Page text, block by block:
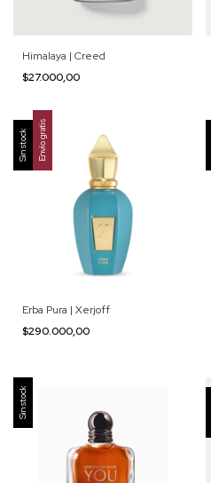
Himalaya | Creed
$27.000,00
Sin stock Envío gratis
Erba Pura | Xerjoff
$290.000,00
Sin stock